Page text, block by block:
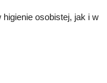
osobistej, jak i w